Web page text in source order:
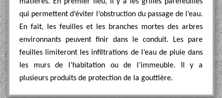
qui permettent d’éviter l’obstruction du passage de l’eau.
En fait, les feuilles et les branches mortes des arbres
environnants peuvent finir dans le conduit. Les pare
feuilles limiteront les infiltrations de l’eau de pluie dans
les murs de l’habitation ou de l’immeuble. Il y a
plusieurs produits de protection de la gouttière.